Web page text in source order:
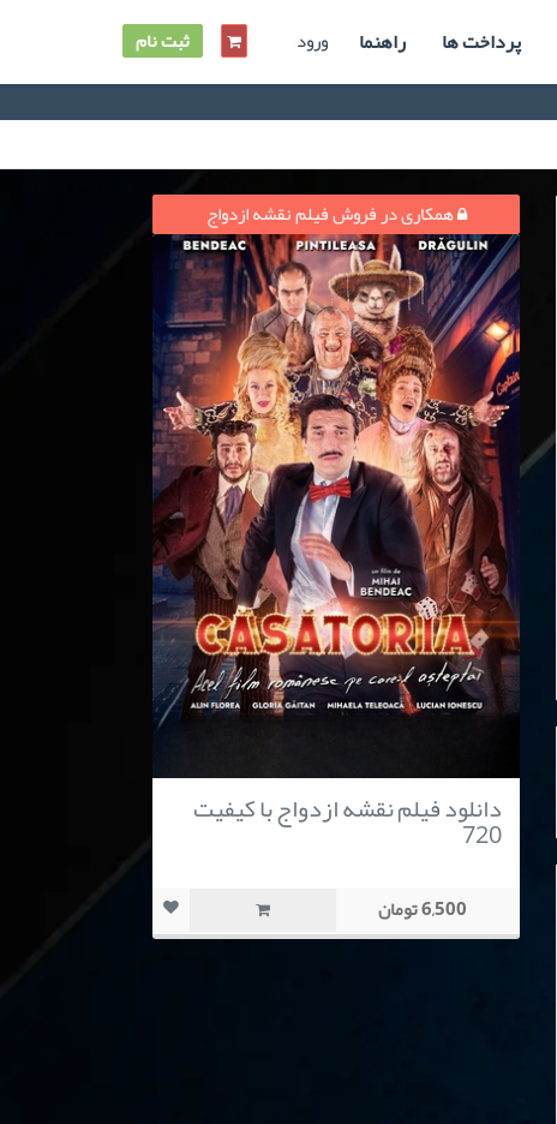
پرداخت ها راهنما ورود ثبت نام
همکاری در فروش فیلم نقشه ازدواج
دانلود فیلم نقشه ازدواج با کیفیت
720
6,500 تومان